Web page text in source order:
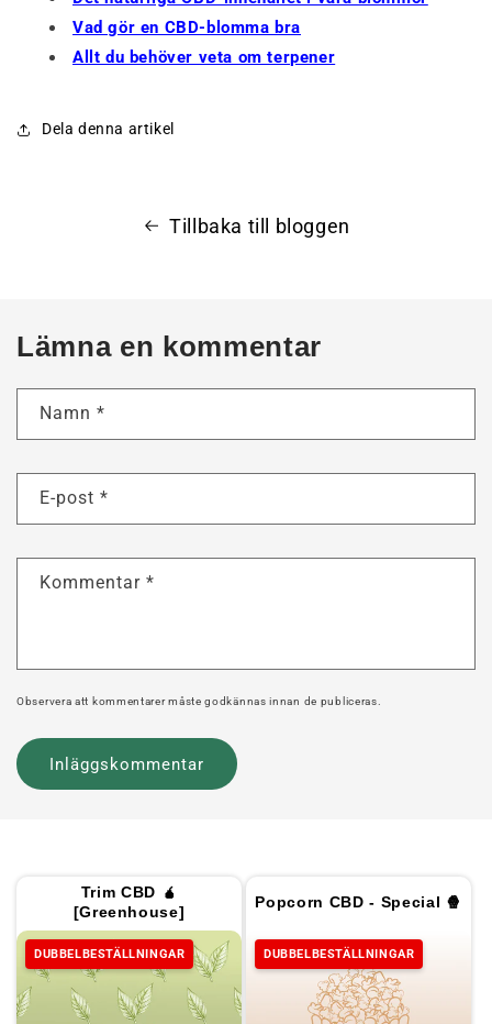
Vad gör en CBD-blomma bra
Allt du behöver veta om terpener
Dela denna artikel
Tillbaka till bloggen
Lämna en kommentar
Namn *
E-post *
Kommentar *
Observera att kommentarer måste godkännas innan de publiceras.
Trim CBD 🧉
[Greenhouse]
DUBBELBESTÄLLNINGAR
Popcorn CBD - Special 🍿
DUBBELBESTÄLLNINGAR